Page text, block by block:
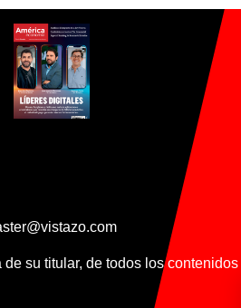
su titular, de todos los contenidos